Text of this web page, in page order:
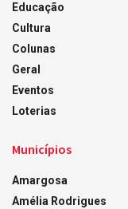
Educação
Cultura
Colunas
Geral
Eventos
Loterias
Municípios
Amargosa
Amélia Rodrigues